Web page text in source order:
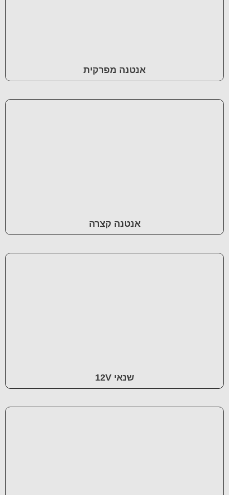
אנטנה מפרקית
אנטנה קצרה
שנאי 12V